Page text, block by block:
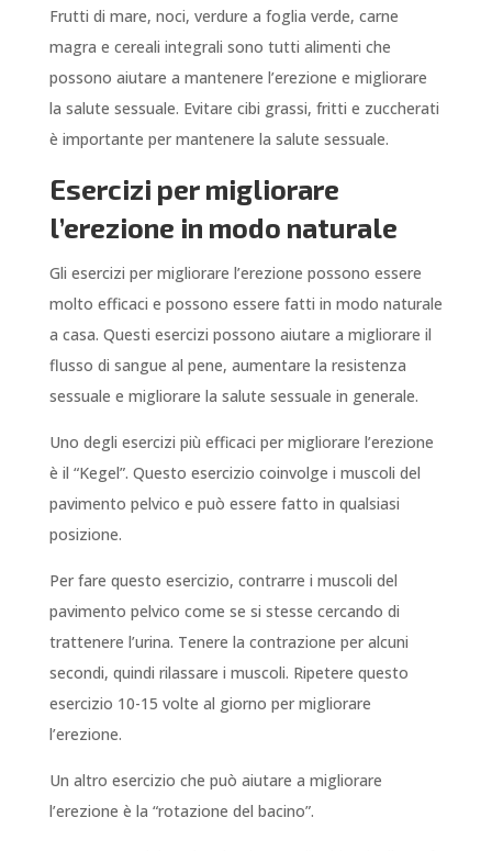
Frutti di mare, noci, verdure a foglia verde, carne
magra e cereali integrali sono tutti alimenti che
possono aiutare a mantenere l’erezione e migliorare
la salute sessuale. Evitare cibi grassi, fritti e zuccherati
è importante per mantenere la salute sessuale.
Esercizi per migliorare
l’erezione in modo naturale
Gli esercizi per migliorare l’erezione possono essere
molto efficaci e possono essere fatti in modo naturale
a casa. Questi esercizi possono aiutare a migliorare il
flusso di sangue al pene, aumentare la resistenza
sessuale e migliorare la salute sessuale in generale.
Uno degli esercizi più efficaci per migliorare l’erezione
è il “Kegel”. Questo esercizio coinvolge i muscoli del
pavimento pelvico e può essere fatto in qualsiasi
posizione.
Per fare questo esercizio, contrarre i muscoli del
pavimento pelvico come se si stesse cercando di
trattenere l’urina. Tenere la contrazione per alcuni
secondi, quindi rilassare i muscoli. Ripetere questo
esercizio 10-15 volte al giorno per migliorare
l’erezione.
Un altro esercizio che può aiutare a migliorare
l’erezione è la “rotazione del bacino”.